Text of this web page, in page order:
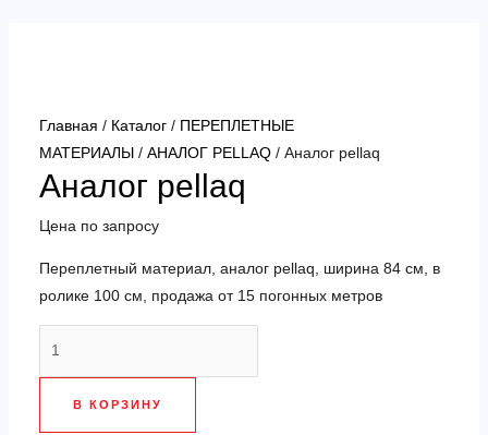
Главная / Каталог/ ПЕРЕПЛЕТНЫЕ
МАТЕРИАЛЫ/ АНАЛОГ PELLAQ/ Аналог pellaq
Аналог pellaq
Цена по запросу
Переплетный материал, аналог pellaq, ширина 84 см, в
ролике 100 см, продажа от 15 погонных метров
В КОРЗИНУ